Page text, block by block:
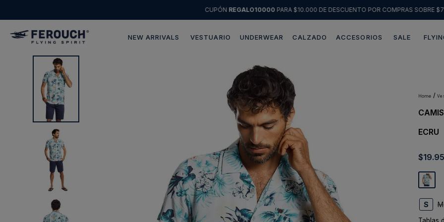
CUPÓN REGALO10000PARA $10.000 DE DESCUENTO POR COMPRAS SOBRE
NEW ARRIVALS VESTUARIO UNDERWEAR CALZADO ACCESORIOS SALE
ECRU
$19.
S M
Tablas
6.
jeans
8.
chaqueta
9.
poleron